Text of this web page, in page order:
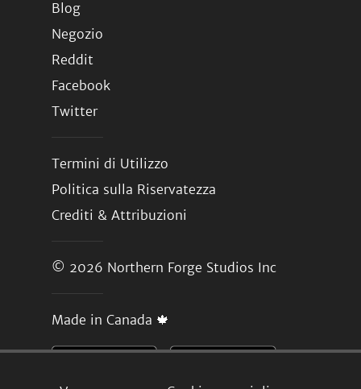
Blog
Negozio
Reddit
Facebook
Twitter
Termini di Utilizzo
Politica sulla Riservatezza
Crediti & Attribuzioni
© 2026 Northern Forge Studios Inc
Made in Canada 🍁